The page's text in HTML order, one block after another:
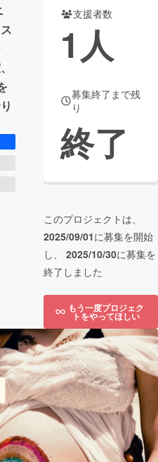
CAMPFIRE Creation
machi-ya コミュニティ
支援者数
1人
募集終了まで残
り
終了
このプロジェクトは、
2025/09/01に募集を開始
し、 2025/10/30に募集を
終了しました
もう一度プロジェク
トをやってほしい